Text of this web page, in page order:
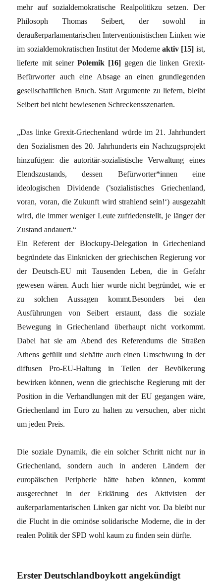
mehr auf sozialdemokratische Realpolitikzu setzen. Der
Philosoph Thomas Seibert, der sowohl in
deraußerparlamentarischen Interventionistischen Linken wie
im sozialdemokratischen Institut der Moderne aktiv [15] ist,
lieferte mit seiner Polemik [16] gegen die linken Grexit-
Befürworter auch eine Absage an einen grundlegenden
gesellschaftlichen Bruch. Statt Argumente zu liefern, bleibt
Seibert bei nicht bewiesenen Schreckensszenarien.
„Das linke Grexit-Griechenland würde im 21. Jahrhundert
den Sozialismen des 20. Jahrhunderts ein Nachzugsprojekt
hinzufügen: die autoritär-sozialistische Verwaltung eines
Elendszustands, dessen Befürworter*innen eine
ideologischen Dividende (’sozialistisches Griechenland,
voran, voran, die Zukunft wird strahlend sein!‘) ausgezahlt
wird, die immer weniger Leute zufriedenstellt, je länger der
Zustand andauert.“
Ein Referent der Blockupy-Delegation in Griechenland
begründete das Einknicken der griechischen Regierung vor
der Deutsch-EU mit Tausenden Leben, die in Gefahr
gewesen wären. Auch hier wurde nicht begründet, wie er
zu solchen Aussagen kommt.Besonders bei den
Ausführungen von Seibert erstaunt, dass die soziale
Bewegung in Griechenland überhaupt nicht vorkommt.
Dabei hat sie am Abend des Referendums die Straßen
Athens gefüllt und siehätte auch einen Umschwung in der
diffusen Pro-EU-Haltung in Teilen der Bevölkerung
bewirken können, wenn die griechische Regierung mit der
Position in die Verhandlungen mit der EU gegangen wäre,
Griechenland im Euro zu halten zu versuchen, aber nicht
um jeden Preis.
Die soziale Dynamik, die ein solcher Schritt nicht nur in
Griechenland, sondern auch in anderen Ländern der
europäischen Peripherie hätte haben können, kommt
ausgerechnet in der Erklärung des Aktivisten der
außerparlamentarischen Linken gar nicht vor. Da bleibt nur
die Flucht in die ominöse solidarische Moderne, die in der
realen Politik der SPD wohl kaum zu finden sein dürfte.
Erster Deutschlandboykott angekündigt